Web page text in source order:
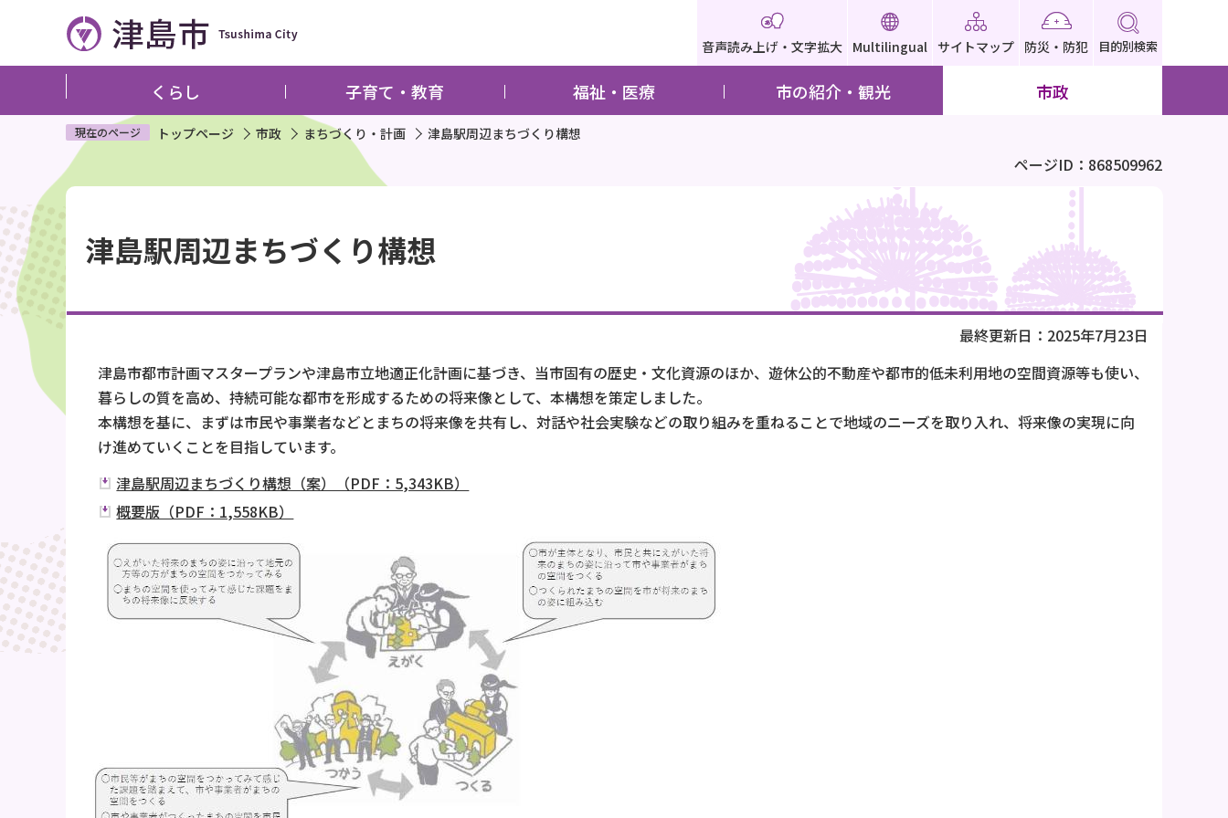
ペ
ジ
で
す
音声読み上げ・文字拡大 Multilingual サイトマップ 防災・防犯 目的別検索
くらし 子育て・教育 福祉・医療 市の紹介・観光 市政
現在のページ トップページ 市政 まちづくり・計画 津島駅周辺まちづくり構想
ページID：868509962
文
こ
こ
か
津島駅周辺まちづくり構想
最終更新日：2025年7月23日
津島市都市計画マスタープランや津島市立地適正化計画に基づき、当市固有の歴史・文化資源のほか、遊休公的不動産や都市的低未利用地の空間資源等も使い、
暮らしの質を高め、持続可能な都市を形成するための将来像として、本構想を策定しました。
本構想を基に、まずは市民や事業者などとまちの将来像を共有し、対話や社会実験などの取り組みを重ねることで地域のニーズを取り入れ、将来像の実現に向
け進めていくことを目指しています。
津島駅周辺まちづくり構想（案）（PDF：5,343KB）
概要版（PDF：1,558KB）